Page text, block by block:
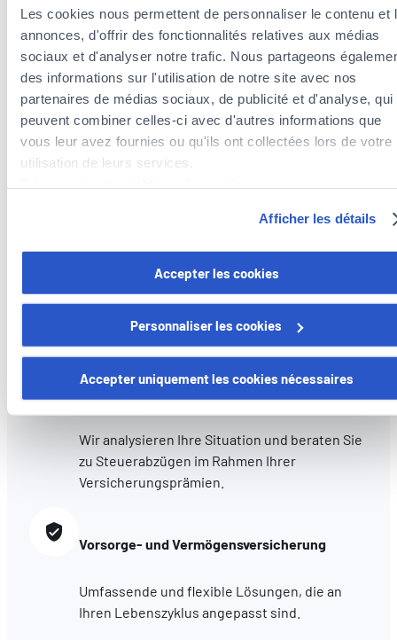
Les cookies nous permettent de personnaliser le contenu et
annonces, d'offrir des fonctionnalités relatives aux médias
sociaux et d'analyser notre trafic. Nous partageons
des informations sur l'utilisation de notre site avec nos
partenaires de médias sociaux, de publicité et d'analyse, qui
peuvent combiner celles-ci avec d'autres informations que
vous leur avez fournies ou qu'ils ont collectées lors de votre
utilisation de leurs services.
Vous avez la possibilité de retirer votre consentement à tout
moment en cliquant sur le lien "gestion des cookies" en bas
Certains de ces cookies sont strictement nécessaires au
fonctionnement du site. Notez que si vous désactivez des
cookies utilisés ici, il se peut que certaines fonctionnalités ou
parties de ce site Web ne soient plus normalement
accessibles. D'autres sont utilisés pour :
Améliorer votre expérience utilisateur, en personnalisant
vos fonctionnalités et en se souvenant de vos choix.
comprenant comment vous arrivez sur notre site.
Proposer des offres et services personnalisés et en
sociaux utilisés et vous permettre de visualiser du contenu
hébergé sur un site externe.
Afficher les détails
Accepter les cookies
Personnaliser les cookies
Accepter uniquement les cookies nécessaires
CHAREL KEVIN
FABER
Matricule CAA : 2025AG214
Unsere Dienstleistungen
Wir analysieren Ihre Situation und beraten Sie
zu Steuerabzügen im Rahmen Ihrer
Versicherungsprämien.
Vorsorge- und Vermögensversicherung
Umfassende und flexible Lösungen, die an
Ihren Lebenszyklus angepasst sind.